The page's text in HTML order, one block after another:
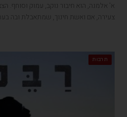
א' אלמנה, הוא חיבור נוקב, עמוק וסוחף.
צעירה, אם ואשת חינוך, שמתאבלת ובה
תרבות